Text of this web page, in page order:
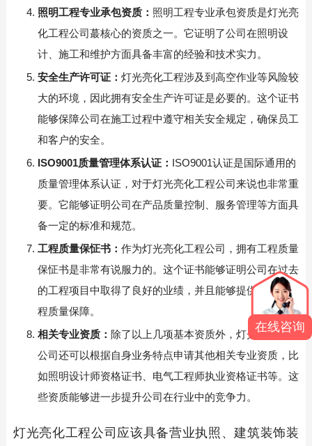
照明工程专业承包资质： 照明工程专业承包资质是灯光亮
化工程公司蕞核心的资质之一。它证明了公司在照明设
计、施工和维护方面具备丰富的经验和技术实力。
安全生产许可证： 灯光亮化工程涉及到高空作业等风险较
大的环境，因此拥有安全生产许可证是必要的。这个证书
能够保障公司在施工过程中遵守相关安全规定，确保员工
和客户的安全。
ISO9001质量管理体系认证： ISO9001认证是国际通用的
质量管理体系认证，对于灯光亮化工程公司来说也非常重
要。它能够证明公司在产品质量控制、服务管理等方面具
备一定的标准和规范。
工程质量保怔书： 作为灯光亮化工程公司，拥有工程质量
保怔书是非常有说服力的。这个证书能够证明公司在过去
的工程项目中取得了良好的业绩，并且能够提供可靠的工
程质量保障。
相关专业资质： 除了以上几项基本资质外，灯光亮化工程
公司还可以根据自身业务特点申请其他相关专业资质，比
如照明设计师资格证书、电气工程师执业资格证书等。这
些资质能够进一步提升公司在行业中的竞争力。
灯光亮化工程公司应该具备营业执照、建筑装饰装
在线咨询